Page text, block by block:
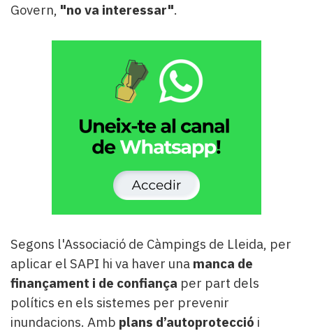
Govern, "no va interessar".
Segons l'Associació de Càmpings de Lleida, per
aplicar el SAPI hi va haver una manca de
finançament i de confiança per part dels
polítics en els sistemes per prevenir
inundacions. Amb plans d’autoprotecció i